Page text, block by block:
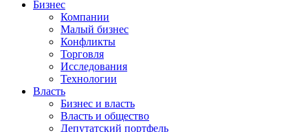
Бизнес
Компании
Малый бизнес
Конфликты
Торговля
Исследования
Технологии
Власть
Бизнес и власть
Власть и общество
Депутатский портфель